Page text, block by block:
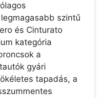
szintű
és Cinturato
kategória
a
gyári
tapadás, a